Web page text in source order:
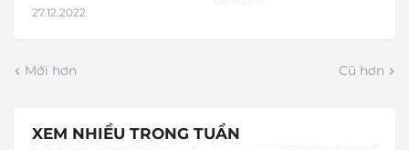
27.12.2022
Mới hơn Cũ hơn
XEM NHIỀU TRONG TUẦN